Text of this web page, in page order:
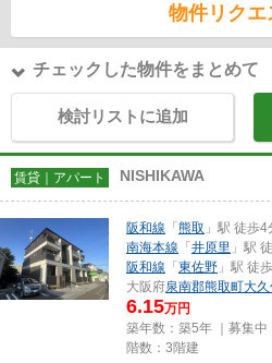
物件リクエ
チェックした物件をまとめて
検討リストに追加
賃貸｜アパート NISHIKAWA
阪和線 「 熊取 」駅 徒歩4
南海本線 「 井原里 」駅
阪和線 「 東佐野 」駅 徒
大阪府泉南郡熊取町大久
6.15万円
築年数：築5年 ｜募集中
階数：3階建